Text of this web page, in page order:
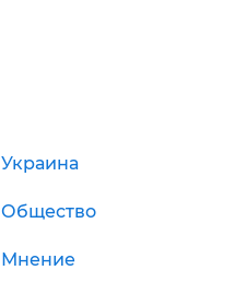
Украина
Общество
Мнение